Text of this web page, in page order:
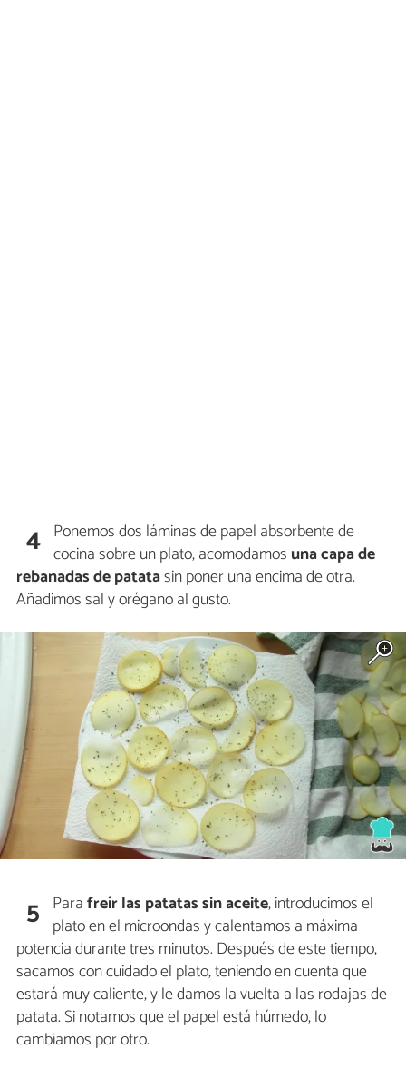
4 Ponemos dos láminas de papel absorbente de
cocina sobre un plato, acomodamos una capa de
rebanadas de patatasin poner una encima de otra.
Añadimos sal y orégano al gusto.
5 Parafreír las patatas sin aceite, introducimos el
plato en el microondas y calentamos a máxima
potencia durante tres minutos. Después de este tiempo,
sacamos con cuidado el plato, teniendo en cuenta que
estará muy caliente, y le damos la vuelta a las rodajas de
patata. Si notamos que el papel está húmedo, lo
cambiamos por otro.